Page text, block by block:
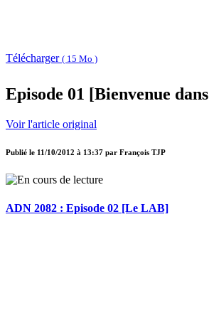
Télécharger ( 15 Mo )
Episode 01 [Bienvenue
Voir l'article original
Publié le 11/10/2012 à 13:37 par François TJP
ADN 2082 : Episode 02 [Le LAB]